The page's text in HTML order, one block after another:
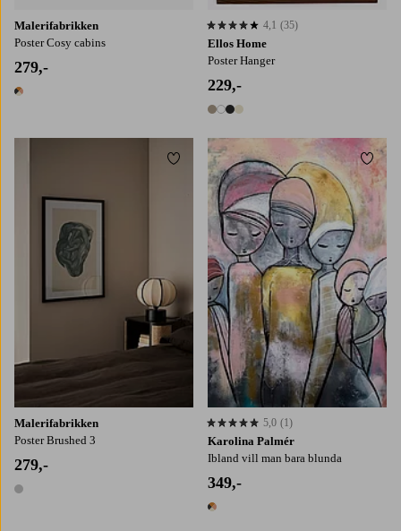
Malerifabrikken
Poster Cosy cabins
279,-
1 farge
Ellos Home
Poster Hanger
229,-
4 farger
4,1 basert på 35 karaktergivninger
4,1 (35)
Malerifabrikken
Poster Brushed 3
279,-
1 farge
Legg til favoritter
50x70
Karolina Palmér
Ibland vill man bara blunda
349,-
1 farge
5,0 basert på 1 karaktergivninger
5,0 (1)